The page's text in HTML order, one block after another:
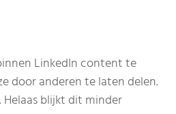
LinkedIn content te
door anderen te laten delen.
Helaas blijkt dit minder